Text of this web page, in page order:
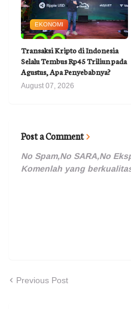
EKONOMI
Transaksi Kripto di Indonesia
Selalu Tembus Rp45 Triliun pada
Agustus, Apa Penyebabnya?
August 07, 2026
Post a Comment
No Spam,No SARA,No
Komenlah yang
Previous Post